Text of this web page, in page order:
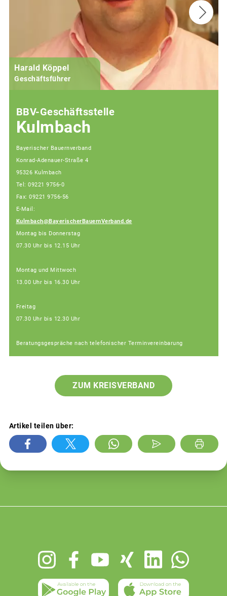
Harald Köppel
Geschäftsführer
BBV-Geschäftsstelle
Kulmbach
Bayerischer Bauernverband
Konrad-Adenauer-Straße 4
95326 Kulmbach
Tel: 09221 9756-0
Fax: 09221 9756-56
E-Mail:
Kulmbach@BayerischerBauernVerband.de
Montag bis Donnerstag
07.30 Uhr bis 12.15 Uhr
Montag und Mittwoch
13.00 Uhr bis 16.30 Uhr
Freitag
07.30 Uhr bis 12.30 Uhr
Beratungsgespräche nach telefonischer Terminvereinbarung
ZUM KREISVERBAND
Artikel teilen über: